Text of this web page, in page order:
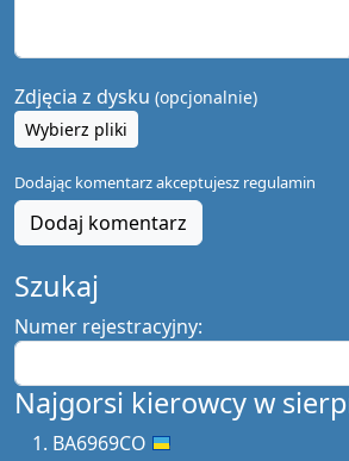
Zdjęcia z dysku (opcjonalnie)
Wybierz pliki
Dodając komentarz akceptujesz regulamin
Dodaj komentarz
Szukaj
Numer rejestracyjny:
Najgorsi kierowcy w
BA6969CO